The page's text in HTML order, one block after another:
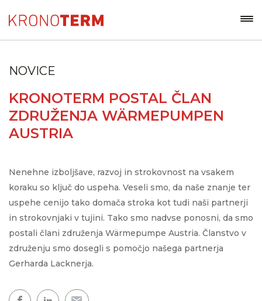
NOVICE
KRONOTERM POSTAL ČLAN
ZDRUŽENJA WÄRMEPUMPEN
AUSTRIA
Nenehne izboljšave, razvoj in strokovnost na vsakem
koraku so ključ do uspeha. Veseli smo, da naše znanje ter
uspehe cenijo tako domača stroka kot tudi naši partnerji
in strokovnjaki v tujini. Tako smo nadvse ponosni, da smo
postali člani združenja Wärmepumpe Austria. Članstvo v
združenju smo dosegli s pomočjo našega partnerja
Gerharda Lacknerja.